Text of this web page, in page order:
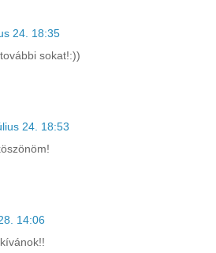
24. 18:35
sokat!:))
24. 18:53
14:06